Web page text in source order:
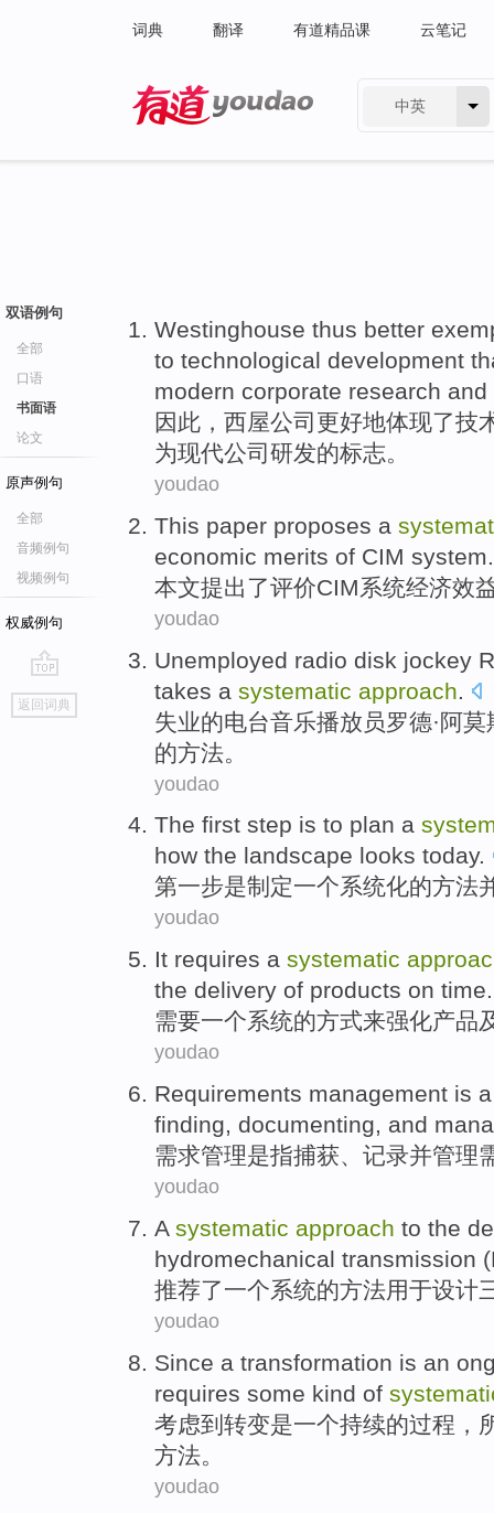
词典 翻译 有道精品课 云笔记
中英
双语例句
全部
口语
书面语
论文
原声例句
全部
音频例句
视频例句
权威例句
go
top
返回词典
Westinghouse thus better
to technological development
modern corporate research and
因此 ，西屋公司 更好地体现了技
为现代公司研发的标志。
youdao
This paper proposes a
economic merits of CIM system.
本文提出了评价CIM系统经济效
youdao
Unemployed radio disk jockey
takes a systematic approach
失业的电台音乐播放员罗德·阿莫
的方法。
youdao
The first step is to plan a
how the landscape looks today.
第一步是制定一个系统化的方法
youdao
It requires a systematic
the delivery of products on time.
需要一个系统的方式来强化产品
youdao
Requirements management is
finding, documenting, and
需求管理是指捕获、 记录并管理
youdao
A systematic approach to the
hydromechanical transmission (
推荐了一个系统的方法用于设计
youdao
Since a transformation is an
requires some kind of
考虑到 转变是一个持续的过程 ，
方法。
youdao